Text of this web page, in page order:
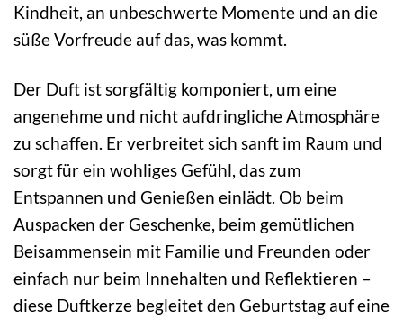
Kindheit, an unbeschwerte Momente und an die
süße Vorfreude auf das, was kommt.
Der Duft ist sorgfältig komponiert, um eine
angenehme und nicht aufdringliche Atmosphäre
zu schaffen. Er verbreitet sich sanft im Raum und
sorgt für ein wohliges Gefühl, das zum
Entspannen und Genießen einlädt. Ob beim
Auspacken der Geschenke, beim gemütlichen
Beisammensein mit Familie und Freunden oder
einfach nur beim Innehalten und Reflektieren –
diese Duftkerze begleitet den Geburtstag auf eine